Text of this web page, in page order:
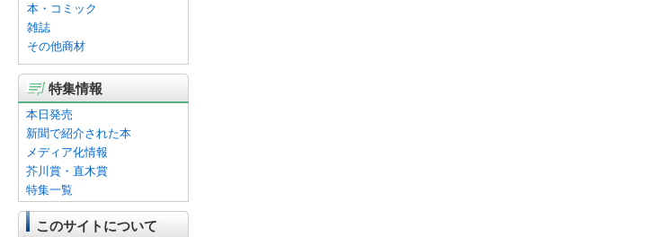
本・コミック
雑誌
その他商材
特集情報
本日発売
新聞で紹介された本
メディア化情報
芥川賞・直木賞
特集一覧
このサイトについて